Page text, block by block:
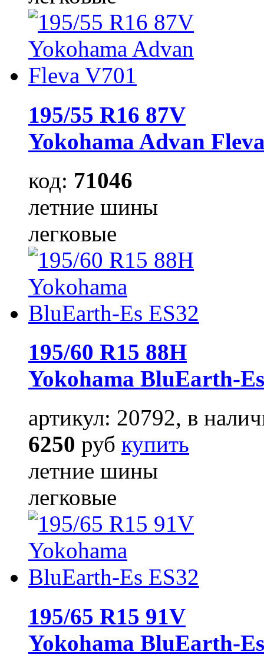
195/55 R16 87V
Yokohama Advan
код: 71046
летние шины
легковые
195/60 R15 88H
Yokohama BluEarth-
артикул: 20792, в
6250 руб купить
летние шины
легковые
195/65 R15 91V
Yokohama BluEarth-